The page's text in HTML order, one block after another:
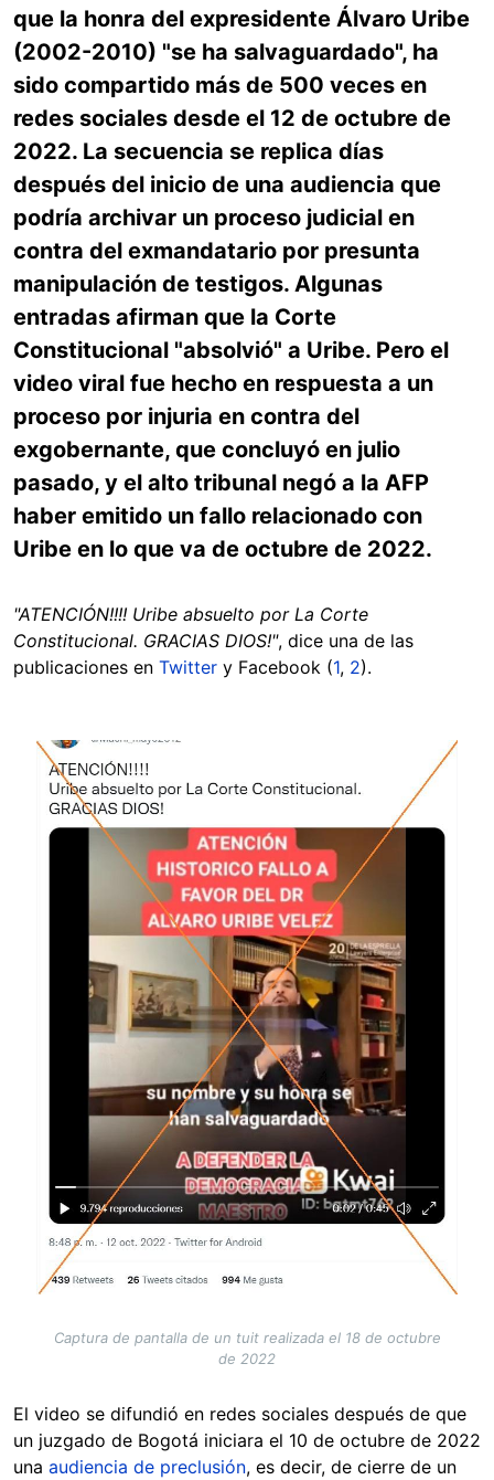
que la honra del expresidente Álvaro Uribe
(2002-2010) "se ha salvaguardado", ha
sido compartido más de 500 veces en
redes sociales desde el 12 de octubre de
2022. La secuencia se replica días
después del inicio de una audiencia que
podría archivar un proceso judicial en
contra del exmandatario por presunta
manipulación de testigos. Algunas
entradas afirman que la Corte
Constitucional "absolvió" a Uribe. Pero el
video viral fue hecho en respuesta a un
proceso por injuria en contra del
exgobernante, que concluyó en julio
pasado, y el alto tribunal negó a la AFP
haber emitido un fallo relacionado con
Uribe en lo que va de octubre de 2022.
"ATENCIÓN!!!! Uribe absuelto por La Corte
Constitucional. GRACIAS DIOS!", dice una de las
publicaciones en Twitter y Facebook (1, 2).
Image
Captura de pantalla de un tuit realizada el 18 de octubre
de 2022
El video se difundió en redes sociales después de que
un juzgado de Bogotá iniciara el 10 de octubre de 2022
una audiencia de preclusión, es decir, de cierre de un